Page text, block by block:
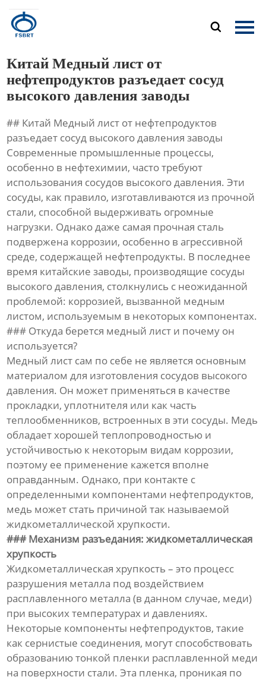

Главная
О Нас
Контакты
Китай Медный лист от
нефтепродуктов разъедает сосуд
высокого давления заводы
## Китай Медный лист от нефтепродуктов
разъедает сосуд высокого давления заводы
Современные промышленные процессы,
особенно в нефтехимии, часто требуют
использования сосудов высокого давления. Эти
сосуды, как правило, изготавливаются из прочной
стали, способной выдерживать огромные
нагрузки. Однако даже самая прочная сталь
подвержена коррозии, особенно в агрессивной
среде, содержащей нефтепродукты. В последнее
время китайские заводы, производящие сосуды
высокого давления, столкнулись с неожиданной
проблемой: коррозией, вызванной медным
листом, используемым в некоторых компонентах.
### Откуда берется медный лист и почему он
используется?
Медный лист сам по себе не является основным
материалом для изготовления сосудов высокого
давления. Он может применяться в качестве
прокладки, уплотнителя или как часть
теплообменников, встроенных в эти сосуды. Медь
обладает хорошей теплопроводностью и
устойчивостью к некоторым видам коррозии,
поэтому ее применение кажется вполне
оправданным. Однако, при контакте с
определенными компонентами нефтепродуктов,
медь может стать причиной так называемой
жидкометаллической хрупкости.
### Механизм разъедания: жидкометаллическая
хрупкость
Жидкометаллическая хрупкость – это процесс
разрушения металла под воздействием
расплавленного металла (в данном случае, меди)
при высоких температурах и давлениях.
Некоторые компоненты нефтепродуктов, такие
как сернистые соединения, могут способствовать
образованию тонкой пленки расплавленной меди
на поверхности стали. Эта пленка, проникая по